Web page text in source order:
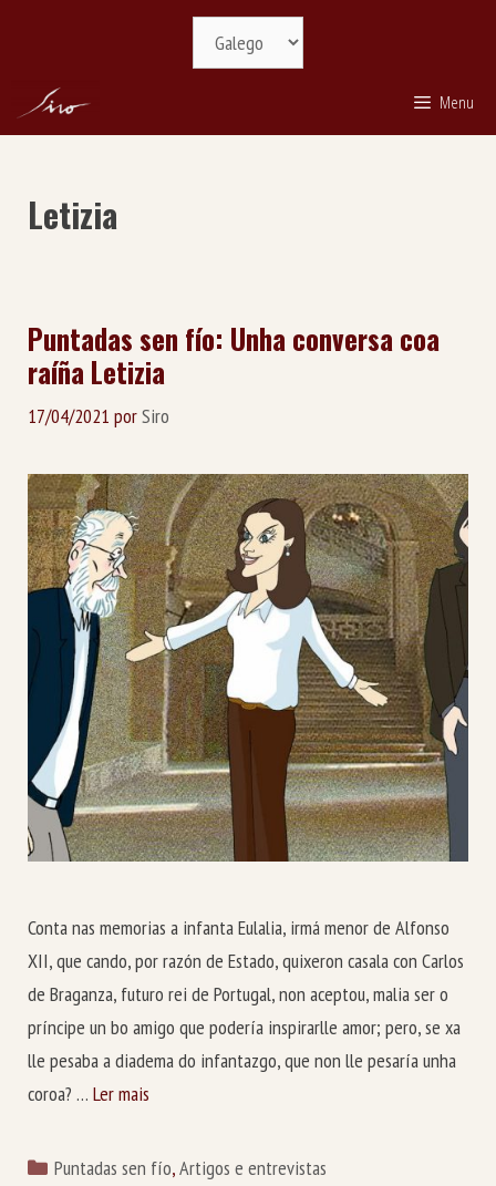
Menu
Letizia
Puntadas sen fío: Unha conversa coa
raíña Letizia
17/04/2021 porSiro
Conta nas memorias a infanta Eulalia, irmá menor de Alfonso
XII, que cando, por razón de Estado, quixeron casala con Carlos
de Braganza, futuro rei de Portugal, non aceptou, malia ser o
príncipe un bo amigo que podería inspirarlle amor; pero, se xa
lle pesaba a diadema do infantazgo, que non lle pesaría unha
coroa? … Ler mais
Categorías
Puntadas sen fío,Artigos e entrevistas